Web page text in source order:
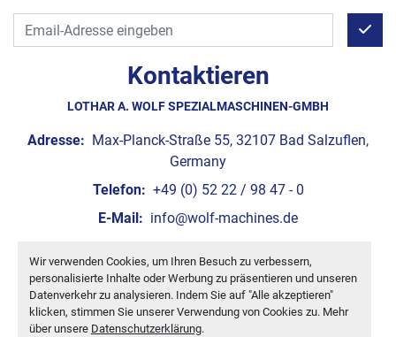
Wir verwenden Cookies, um Ihren Besuch zu verbessern,
personalisierte Inhalte oder Werbung zu präsentieren und unseren
Datenverkehr zu analysieren. Indem Sie auf "Alle akzeptieren"
klicken, stimmen Sie unserer Verwendung von Cookies zu. Mehr
über unsere Datenschutzerklärung.
Kontaktieren
LOTHAR A. WOLF SPEZIALMASCHINEN-GMBH
Adresse: Max-Planck-Straße 55, 32107 Bad Salzuflen,
Germany
Telefon: +49 (0) 52 22 / 98 47 - 0
E-Mail: info@wolf-machines.de
Cookie-Einstellungen
Machinio System-Website vonMachinio